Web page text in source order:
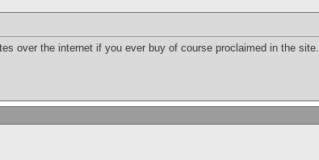
over the internet if you ever buy of course proclaimed in the site.